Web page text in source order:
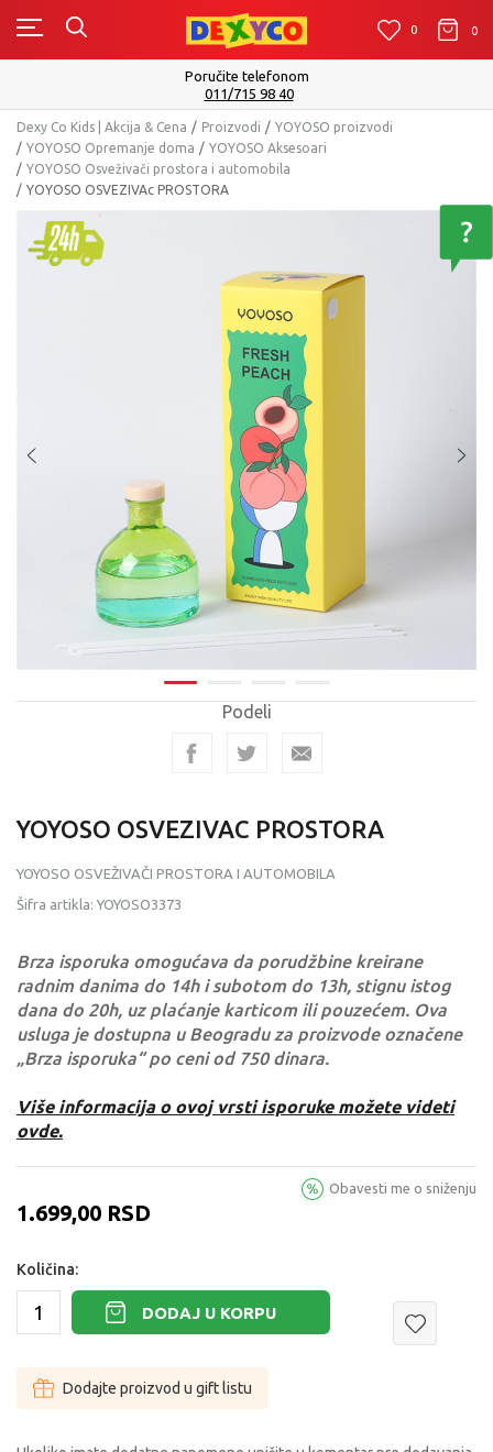
0 0 0
Poručite telefonom
011/715 98 40
Dexy Co Kids | Akcija & Cena Proizvodi
YOYOSO proizvodi
YOYOSO Opremanje doma
YOYOSO Aksesoari
YOYOSO Osveživači prostora i automobila
YOYOSO OSVEZIVAc PROSTORA
Podeli
YOYOSO OSVEZIVAC PROSTORA
YOYOSO OSVEŽIVAČI PROSTORA I AUTOMOBILA
Šifra artikla: YOYOSO3373
Brza isporuka omogućava da porudžbine kreirane
radnim danima do 14h i subotom do 13h, stignu istog
dana do 20h, uz plaćanje karticom ili pouzećem. Ova
usluga je dostupna u Beogradu za proizvode označene
„Brza isporuka“ po ceni od 750 dinara.
Više informacija o ovoj vrsti isporuke možete videti
ovde.
1.699,00 RSD
Obavesti me o sniženju
Količina:
DODAJ U KORPU
Dodajte proizvod u gift listu